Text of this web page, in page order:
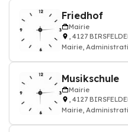
Friedhof
Mairie
, 4127
Mairie,
Musikschule
Mairie
, 4127
Mairie,